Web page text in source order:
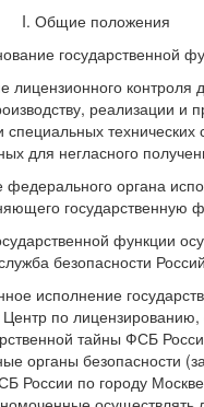
I. Общие положения
государственной
лицензионного контроля
реализации и
технических
для негласного
органа
государственную
функции
безопасности
исполнение
по
тайны ФСБ
органы безопасности
России по городу